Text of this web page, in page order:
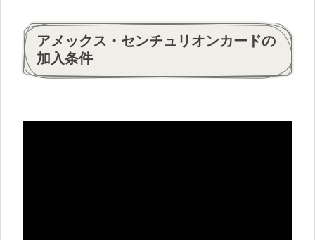
アメックス・センチュリオンカードの
加入条件